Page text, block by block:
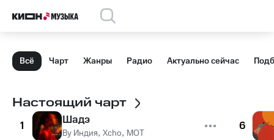
Всё Чарт Жанры Радио Актуально сейчас
Настоящий чарт
1 Шадэ
By Индия, Xcho, MOT 6